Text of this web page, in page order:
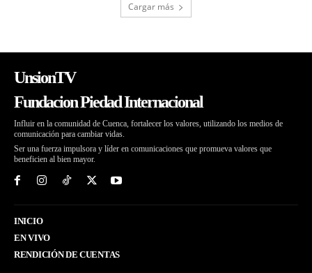
Cargar más
UnsionTV
Fundacion Piedad Internacional
Influir en la comunidad de Cuenca, fortalecer los valores, utilizando los medios de
comunicación para cambiar vidas.
Ser una fuerza impulsora y líder en comunicaciones que promueva valores que
beneficien al bien mayor.
INICIO
EN VIVO
RENDICIÓN DE CUENTAS